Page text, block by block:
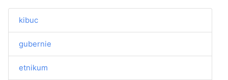
kibuc
gubernie
etnikum